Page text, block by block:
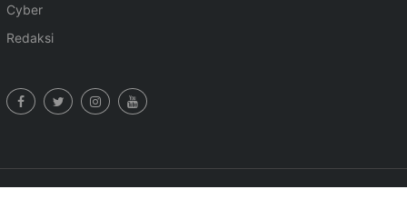
Cyber
Redaksi